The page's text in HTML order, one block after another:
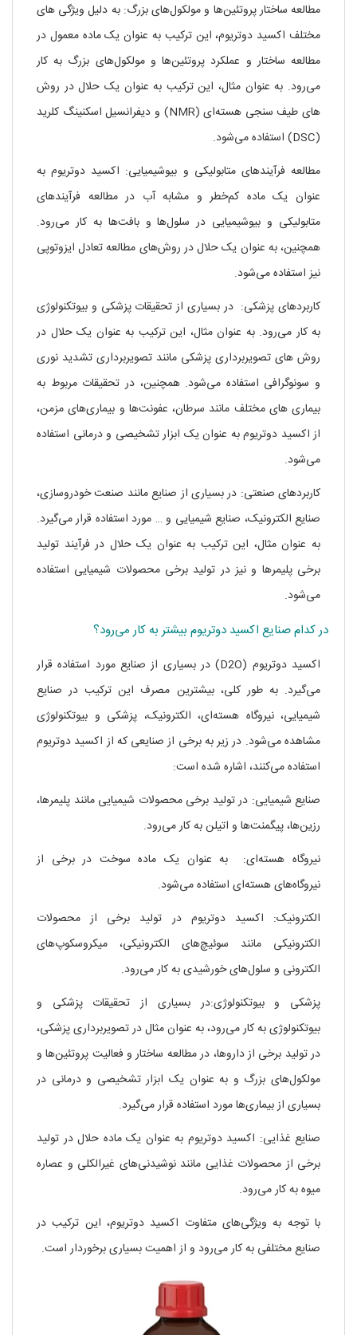
مطالعه ساختار پروتئین‌ها و مولکول‌های بزرگ: به دلیل ویژگی های
مختلف اکسید دوتریوم، این ترکیب به عنوان یک ماده معمول در
مطالعه ساختار و عملکرد پروتئین‌ها و مولکول‌های بزرگ به کار
می‌رود. به عنوان مثال، این ترکیب به عنوان یک حلال در روش
های طیف سنجی هسته‌ای (NMR) و دیفرانسیل اسکنینگ کلرید
(DSC) استفاده می‌شود.
مطالعه فرآیندهای متابولیکی و بیوشیمیایی: اکسید دوتریوم به
عنوان یک ماده کم‌خطر و مشابه آب در مطالعه فرآیندهای
متابولیکی و بیوشیمیایی در سلول‌ها و بافت‌ها به کار می‌رود.
همچنین، به عنوان یک حلال در روش‌های مطالعه تعادل ایزوتوپی
نیز استفاده می‌شود.
کاربردهای پزشکی: در بسیاری از تحقیقات پزشکی و بیوتکنولوژی
به کار می‌رود. به عنوان مثال، این ترکیب به عنوان یک حلال در
روش های تصویربرداری پزشکی مانند تصویربرداری تشدید نوری
و سونوگرافی استفاده می‌شود. همچنین، در تحقیقات مربوط به
بیماری های مختلف مانند سرطان، عفونت‌ها و بیماری‌های مزمن،
از اکسید دوتریوم به عنوان یک ابزار تشخیصی و درمانی استفاده
می‌شود.
کاربردهای صنعتی: در بسیاری از صنایع مانند صنعت خودروسازی،
صنایع الکترونیک، صنایع شیمیایی و … مورد استفاده قرار می‌گیرد.
به عنوان مثال، این ترکیب به عنوان یک حلال در فرآیند تولید
برخی پلیمرها و نیز در تولید برخی محصولات شیمیایی استفاده
می‌شود.
در کدام صنایع اکسید دوتریوم بیشتر به کار می‌رود؟
اکسید دوتریوم (D2O) در بسیاری از صنایع مورد استفاده قرار
می‌گیرد. به طور کلی، بیشترین مصرف این ترکیب در صنایع
شیمیایی، نیروگاه هسته‌ای، الکترونیک، پزشکی و بیوتکنولوژی
مشاهده می‌شود. در زیر به برخی از صنایعی که از اکسید دوتریوم
استفاده می‌کنند، اشاره شده است:
صنایع شیمیایی: در تولید برخی محصولات شیمیایی مانند پلیمرها،
رزین‌ها، پیگمنت‌ها و اتیلن به کار می‌رود.
نیروگاه هسته‌ای: به عنوان یک ماده سوخت در برخی از
نیروگاه‌های هسته‌ای استفاده می‌شود.
الکترونیک: اکسید دوتریوم در تولید برخی از محصولات
الکترونیکی مانند سوئیچ‌های الکترونیکی، میکروسکوپ‌های
الکترونی و سلول‌های خورشیدی به کار می‌رود.
پزشکی و بیوتکنولوژی:در بسیاری از تحقیقات پزشکی و
بیوتکنولوژی به کار می‌رود، به عنوان مثال در تصویربرداری پزشکی،
در تولید برخی از داروها، در مطالعه ساختار و فعالیت پروتئین‌ها و
مولکول‌های بزرگ و به عنوان یک ابزار تشخیصی و درمانی در
بسیاری از بیماری‌ها مورد استفاده قرار می‌گیرد.
صنایع غذایی: اکسید دوتریوم به عنوان یک ماده حلال در تولید
برخی از محصولات غذایی مانند نوشیدنی‌های غیرالکلی و عصاره
میوه به کار می‌رود.
با توجه به ویژگی‌های متفاوت اکسید دوتریوم، این ترکیب در
صنایع مختلفی به کار می‌رود و از اهمیت بسیاری برخوردار است.